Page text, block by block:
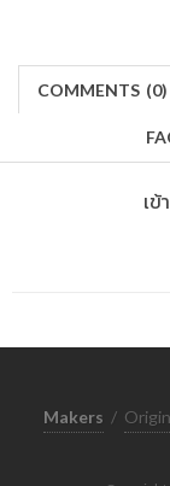
COMMENTS (0)
เ
Makers /